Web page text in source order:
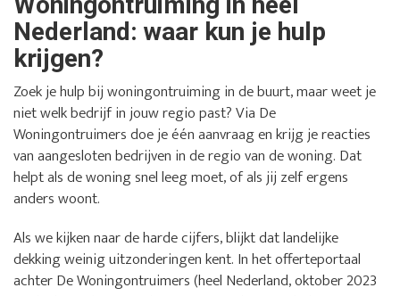
Nederland: waar kun je hulp
krijgen?
Zoek je hulp bij woningontruiming in de buurt, maar weet je
niet welk bedrijf in jouw regio past? Via De
Woningontruimers doe je één aanvraag en krijg je reacties
van aangesloten bedrijven in de regio van de woning. Dat
helpt als de woning snel leeg moet, of als jij zelf ergens
anders woont.
Als we kijken naar de harde cijfers, blijkt dat landelijke
dekking weinig uitzonderingen kent. In het offerteportaal
achter De Woningontruimers (heel Nederland, oktober 2023